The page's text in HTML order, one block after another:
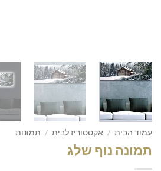
עמוד הבית / אקססוריז לבית / תמונות
תמונה נוף שלג